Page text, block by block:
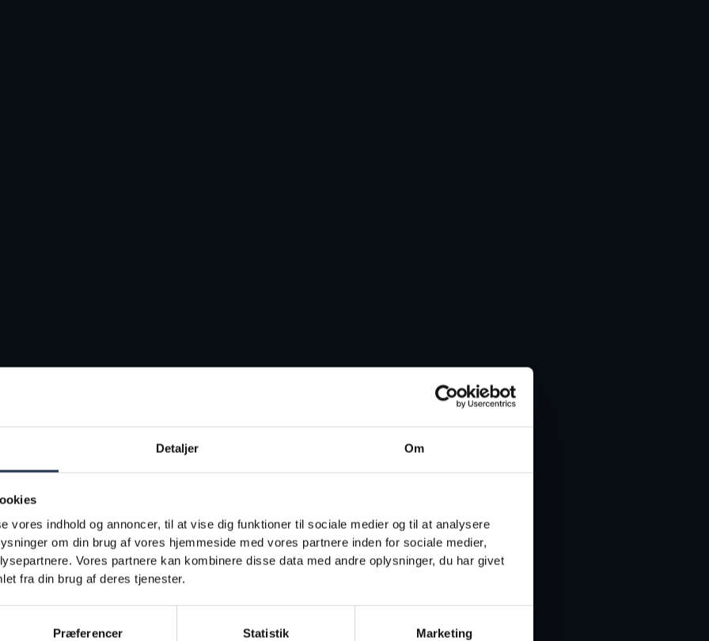
Detaljer Om
vores indhold og annoncer, til at vise dig funktioner til sociale medier og til at analysere
om din brug af vores hjemmeside med vores partnere inden for sociale medier,
Vores partnere kan kombinere disse data med andre oplysninger, du har givet
fra din brug af deres tjenester.
Præferencer Statistik Marketing